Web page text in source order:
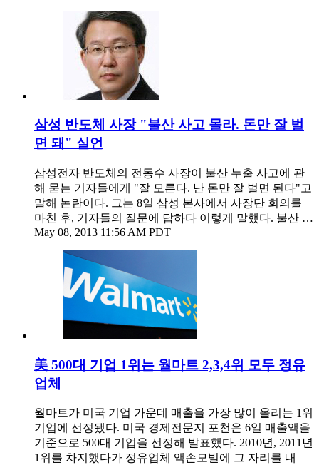
삼성 반도체 사장 "불산 사고 몰라. 돈만 잘 벌
면 돼" 실언
삼성전자 반도체의 전동수 사장이 불산 누출 사고에 관
해 묻는 기자들에게 "잘 모른다. 난 돈만 잘 벌면 된다"고
말해 논란이다. 그는 8일 삼성 본사에서 사장단 회의를
마친 후, 기자들의 질문에 답하다 이렇게 말했다. 불산 …
May 08, 2013 11:56 AM PDT
美 500대 기업 1위는 월마트 2,3,4위 모두 정유
업체
월마트가 미국 기업 가운데 매출을 가장 많이 올리는 1위
기업에 선정됐다. 미국 경제전문지 포천은 6일 매출액을
기준으로 500대 기업을 선정해 발표했다. 2010년, 2011년
1위를 차지했다가 정유업체 액손모빌에 그 자리를 내